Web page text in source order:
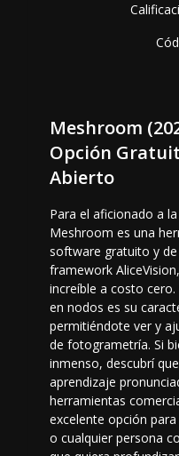
Meshroom
Opción
Abierto
Para el aficionado a
Meshroom es una
software gratuito y
framework
increíble a costo
en nodos es su
permitiéndote ver y
de fotogrametría. Si
inmenso, descubrí
aprendizaje
herramientas
excelente opción
o cualquier persona